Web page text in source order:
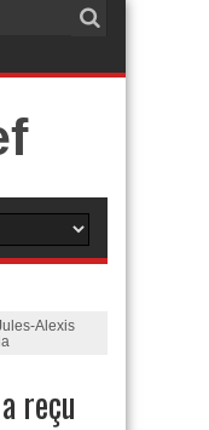
Alexis
reçu